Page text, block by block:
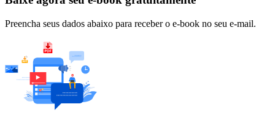
Preencha seus dados abaixo para receber o e-book no seu e-mail.